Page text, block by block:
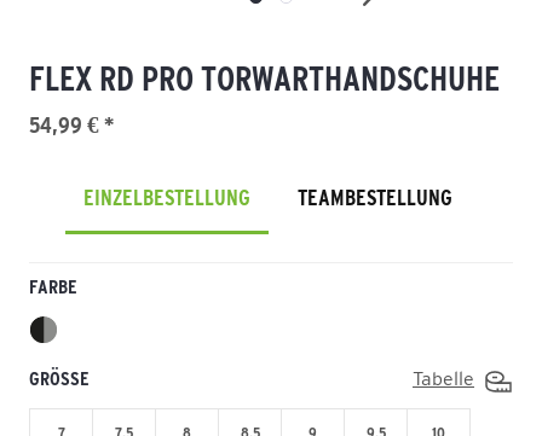
FLEX RD PRO TORWARTHANDSCHUHE
54,99 € *
EINZELBESTELLUNG TEAMBESTELLUNG
FARBE
GRÖSSE Tabelle